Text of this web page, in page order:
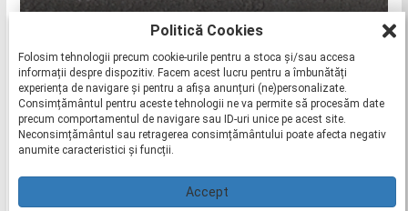
192 - BRASILIA
Politică Cookies
Folosim tehnologii precum cookie-urile pentru a stoca și/sau accesa
informații despre dispozitiv. Facem acest lucru pentru a îmbunătăți
experiența de navigare și pentru a afișa anunțuri (ne)personalizate.
Consimțământul pentru aceste tehnologii ne va permite să procesăm date
precum comportamentul de navigare sau ID-uri unice pe acest site.
Neconsimțământul sau retragerea consimțământului poate afecta negativ
anumite caracteristici și funcții.
Accept